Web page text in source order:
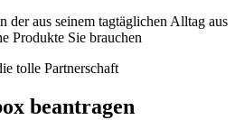
der aus seinem tagtäglichen Alltag aus
Produkte Sie brauchen
tolle Partnerschaft
beantragen